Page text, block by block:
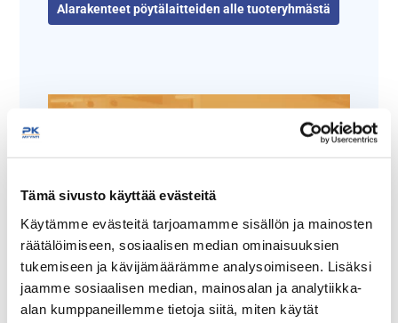
Tämä sivusto käyttää evästeitä
Käytämme evästeitä tarjoamamme sisällön ja mainosten
räätälöimiseen, sosiaalisen median ominaisuuksien
tukemiseen ja kävijämäärämme analysoimiseen. Lisäksi
jaamme sosiaalisen median, mainosalan ja analytiikka-
alan kumppaneillemme tietoja siitä, miten käytät
Alarakenteet pöytälaitteiden alle tuoteryhmästä
Tämäkin laite sopivasti
rahoituksella
TUTUSTU ›